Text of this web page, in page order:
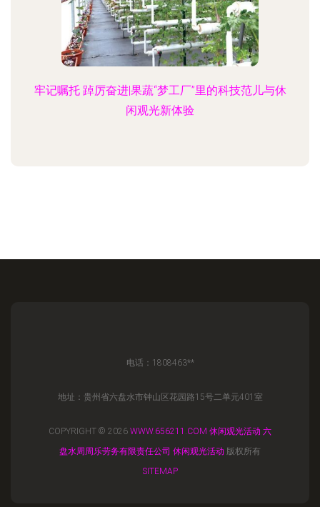
牢记嘱托 踔厉奋进|果蔬“梦工厂”里的科技范儿与休
闲观光新体验
电话：1808463**
地址：贵州省六盘水市钟山区花园路15号二单元401室
COPYRIGHT © 2026 WWW.656211.COM 休闲观光活动 六
盘水周周乐劳务有限责任公司 休闲观光活动 版权所有
SITEMAP